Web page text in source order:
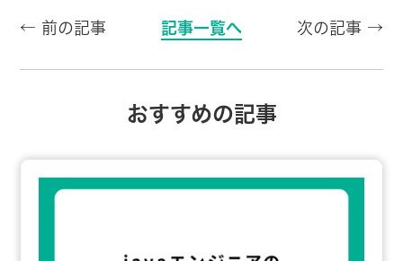
← 前の記事 記事一覧へ 次の記事 →
おすすめの記事